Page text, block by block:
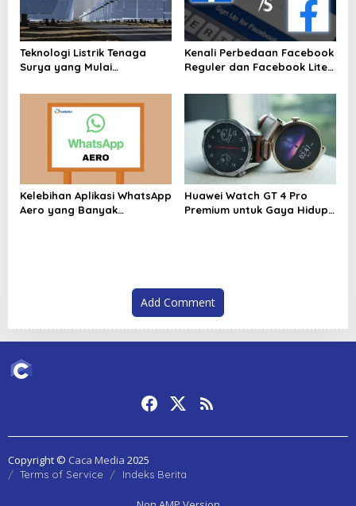
Teknologi Listrik Tenaga
Surya yang Mulai
Kenali Perbedaan Facebook
Reguler dan Facebook Lite
Kelebihan Aplikasi WhatsApp
Aero yang Banyak
Huawei Watch GT 4 Pro
Premium untuk Gaya Hidup
Add Comment
Copyright © Caca Media 2025
Terms of Service Indeks Berita